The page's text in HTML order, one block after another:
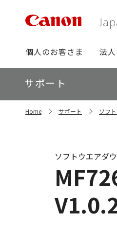
グ
ロ
ー
バ
ビ
個人のお客さま 法
ロ
ー
カ
ル
サポート
Home サポート ソフ
ソフトウエアダ